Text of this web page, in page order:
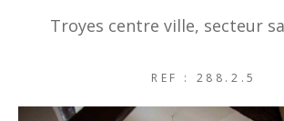
Troyes centre ville, secteur
REF : 288.2.5